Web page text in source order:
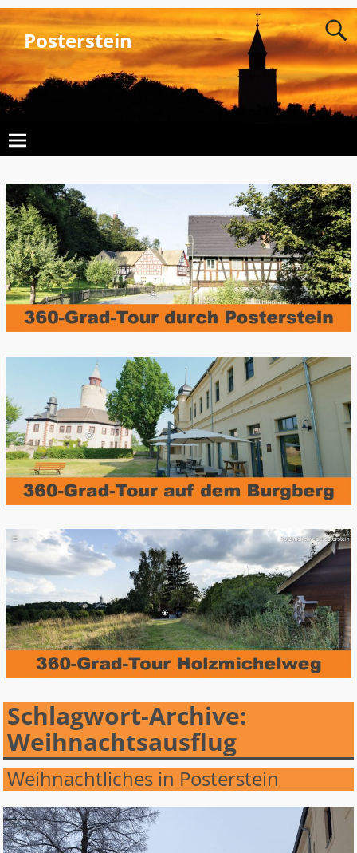
Posterstein
Schlagwort-Archive:
Weihnachtsausflug
Weihnachtliches in Posterstein